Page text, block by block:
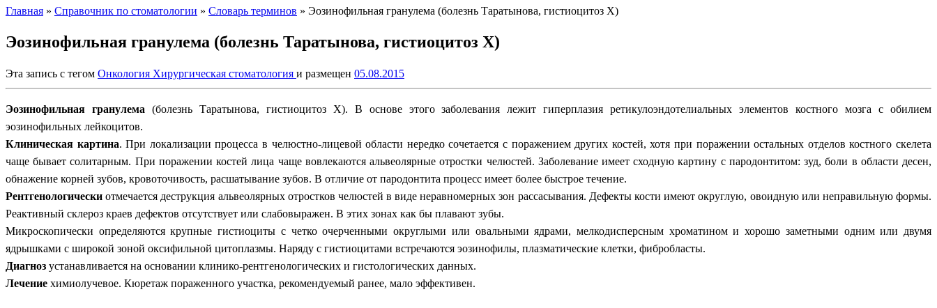
Главная » Справочник по стоматологии » Словарь терминов » Эозинофильная гранулема (болезнь Таратынова, гистиоцитоз X)
Эозинофильная гранулема (болезнь Таратынова, гистиоцитоз X)
Эта запись с тегом Онкология Хирургическая стоматология и размещен 05.08.2015
Эозинофильная гранулема (болезнь Таратынова, гистиоцитоз X). В основе этого заболевания лежит гиперплазия ретикулоэндотелиальных элементов костного мозга с обилием
эозинофильных лейкоцитов.
Клиническая картина. При локализации процесса в челюстно-лицевой области нередко сочетается с поражением других костей, хотя при поражении остальных отделов костного скелета
чаще бывает солитарным. При поражении костей лица чаще вовлекаются альвеолярные отростки челюстей. Заболевание имеет сходную картину с пародонтитом: зуд, боли в области десен,
обнажение корней зубов, кровоточивость, расшатывание зубов. В отличие от пародонтита процесс имеет более быстрое течение.
Рентгенологически отмечается деструкция альвеолярных отростков челюстей в виде неравномерных зон рассасывания. Дефекты кости имеют округлую, овоидную или неправильную формы.
Реактивный склероз краев дефектов отсутствует или слабовыражен. В этих зонах как бы плавают зубы.
Микроскопически определяются крупные гистиоциты с четко очерченными округлыми или овальными ядрами, мелкодисперсным хроматином и хорошо заметными одним или двумя
ядрышками с широкой зоной оксифильной цитоплазмы. Наряду с гистиоцитами встречаются эозинофилы, плазматические клетки, фибробласты.
Диагноз устанавливается на основании клинико-рентгенологических и гистологических данных.
Лечение химиолучевое. Кюретаж пораженного участка, рекомендуемый ранее, мало эффективен.